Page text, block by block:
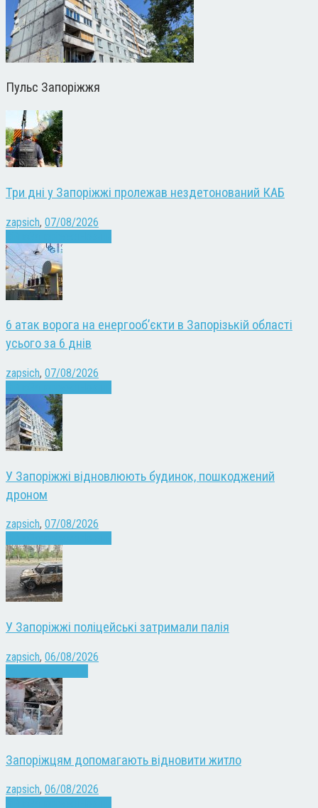
Пульс Запоріжжя
Три дні у Запоріжжі пролежав нездетонований КАБ
zapsich, 07/08/2026
6 атак ворога на енергооб’єкти в Запорізькій області
усього за 6 днів
zapsich, 07/08/2026
У Запоріжжі відновлюють будинок, пошкоджений
дроном
zapsich, 07/08/2026
У Запоріжжі поліцейські затримали палія
zapsich, 06/08/2026
Запоріжцям допомагають відновити житло
zapsich, 06/08/2026